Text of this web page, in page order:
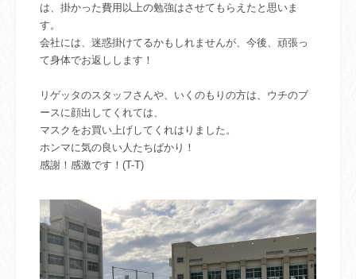
は、掛かった費用以上の勉強はさせてもらえたと思いま
す。
会社には、迷惑掛けてるかもしれませんが、今後、頑張っ
て身体でお返しします！
リゲッタのスタッフさんや、いくのもりの方は、ウチのブ
ースに顔出してくれては、
マスクをお買い上げしてくれはりました。
ホンマに気の良い人たちばかり！
感謝！感激です！(T-T)